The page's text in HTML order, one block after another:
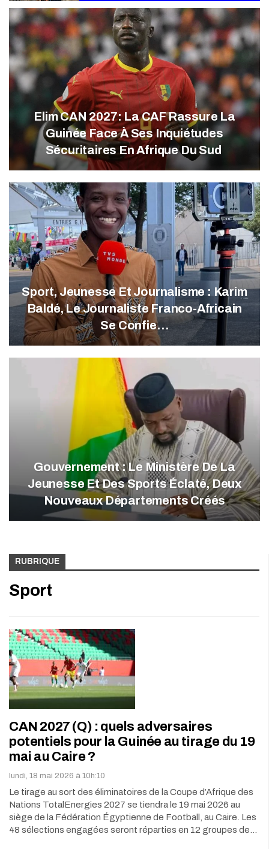
Elim CAN 2027: La CAF Rassure La
Guinée Face À Ses Inquiétudes
Sécuritaires En Afrique Du Sud
Sport, Jeunesse Et Journalisme : Karim
Baldé, Le Journaliste Franco-Africain
Se Confie…
Gouvernement : Le Ministère De La
Jeunesse Et Des Sports Éclaté, Deux
Nouveaux Départements Créés
RUBRIQUE
Sport
CAN 2027 (Q) : quels adversaires
potentiels pour la Guinée au tirage du 19
mai au Caire ?
lundi, 18 mai 2026 à 10h:10
Le tirage au sort des éliminatoires de la Coupe d’Afrique des
Nations TotalEnergies 2027 se tiendra le 19 mai 2026 au
siège de la Fédération Égyptienne de Football, au Caire. Les
48 sélections engagées seront réparties en 12 groupes de…